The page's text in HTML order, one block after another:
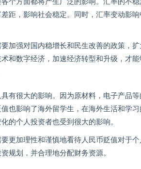
各个方面都将产生广泛的影响。汇率的不
距，影响社会稳定。同时，汇率变动影
加强对国内稳增长和民生改善的政策，
和数字经济，加速经济转型和升级，才
具有很大的影响。因为原材料，电子产品
也影响了海外留学生，在海外生活和学
的个人投资者也受到很大的影响。
更加理性和谨慎地看待人民币贬值对于
规划，并合理地分配财务资源。